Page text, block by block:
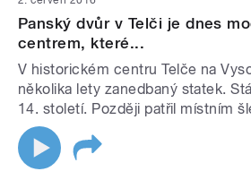
Panský dvůr v Telči je dnes
centrem, které...
V historickém centru Telče na
několika lety zanedbaný statek.
14. století. Později patřil místním